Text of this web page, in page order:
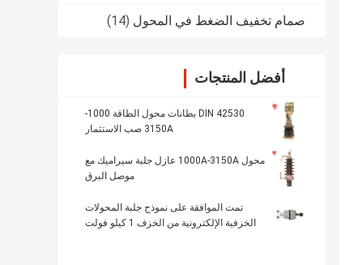
صمام تخفيف الضغط في المحول (14)
أفضل المنتجات
DIN 42530 بطانات محول الطاقة 1000-
3150A صب الاستثمار
محول 1000A-3150A عازل جلبة سيراميك مع
موصل البرق
تمت الموافقة على نموذج جلبة المحولات
الخزفية الإلكترونية من الخزف 1 كيلو فولت